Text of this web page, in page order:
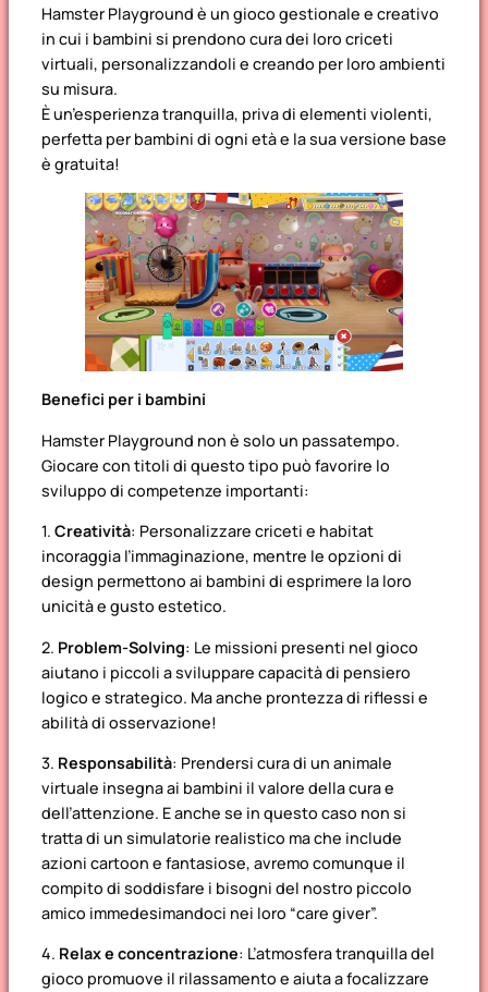
Hamster Playground è un gioco gestionale e creativo
in cui i bambini si prendono cura dei loro criceti
virtuali, personalizzandoli e creando per loro ambienti
su misura.
È un’esperienza tranquilla, priva di elementi violenti,
perfetta per bambini di ogni età e la sua versione base
è gratuita!
Benefici per i bambini
Hamster Playground non è solo un passatempo.
Giocare con titoli di questo tipo può favorire lo
sviluppo di competenze importanti:
1. Creatività: Personalizzare criceti e habitat
incoraggia l’immaginazione, mentre le opzioni di
design permettono ai bambini di esprimere la loro
unicità e gusto estetico.
2. Problem-Solving: Le missioni presenti nel gioco
aiutano i piccoli a sviluppare capacità di pensiero
logico e strategico. Ma anche prontezza di riflessi e
abilità di osservazione!
3. Responsabilità: Prendersi cura di un animale
virtuale insegna ai bambini il valore della cura e
dell’attenzione. E anche se in questo caso non si
tratta di un simulatorie realistico ma che include
azioni cartoon e fantasiose, avremo comunque il
compito di soddisfare i bisogni del nostro piccolo
amico immedesimandoci nei loro “care giver”.
4. Relax e concentrazione: L’atmosfera tranquilla del
gioco promuove il rilassamento e aiuta a focalizzare